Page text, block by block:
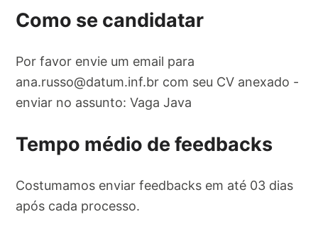
Como se candidatar
Por favor envie um email para
ana.russo@datum.inf.br com seu CV anexado -
enviar no assunto: Vaga Java
Tempo médio de feedbacks
Costumamos enviar feedbacks em até 03 dias
após cada processo.